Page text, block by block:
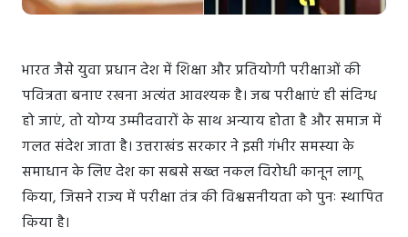
भारत जैसे युवा प्रधान देश में शिक्षा और प्रतियोगी परीक्षाओं की
पवित्रता बनाए रखना अत्यंत आवश्यक है। जब परीक्षाएं ही संदिग्ध
हो जाएं, तो योग्य उम्मीदवारों के साथ अन्याय होता है और समाज में
गलत संदेश जाता है। उत्तराखंड सरकार ने इसी गंभीर समस्या के
समाधान के लिए देश का सबसे सख्त नकल विरोधी कानून लागू
किया, जिसने राज्य में परीक्षा तंत्र की विश्वसनीयता को पुनः स्थापित
किया है।